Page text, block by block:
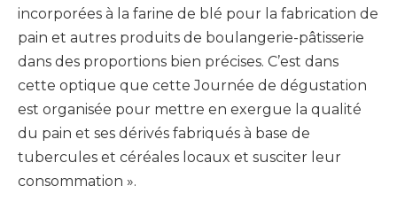
incorporées à la farine de blé pour la fabrication de
pain et autres produits de boulangerie-pâtisserie
dans des proportions bien précises. C’est dans
cette optique que cette Journée de dégustation
est organisée pour mettre en exergue la qualité
du pain et ses dérivés fabriqués à base de
tubercules et céréales locaux et susciter leur
consommation ».